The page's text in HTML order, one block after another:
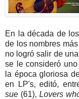
En la década de
de los nombres
no logró salir de
se le consideró
la época gloriosa
en LP's, editó,
sue (61), Lovers